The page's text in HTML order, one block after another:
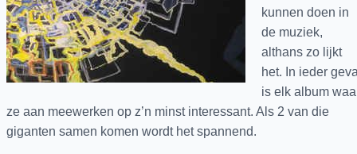
kunnen doen in
de muziek,
althans zo lijkt
het. In ieder
is elk album
ze aan meewerken op z’n minst interessant. Als 2 van die
giganten samen komen wordt het spannend.